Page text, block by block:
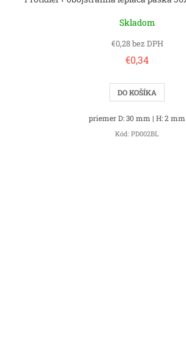
Skladom
€0,28 bez DPH
€0,34
DO KOŠÍKA
priemer D: 30 mm | H: 2 mm
Kód: PD002BL